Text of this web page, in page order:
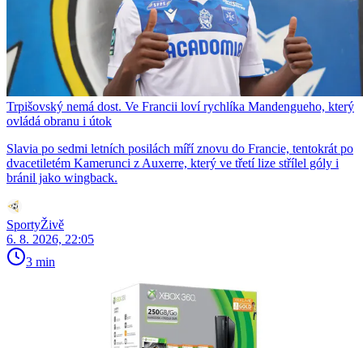
Trpišovský nemá dost. Ve Francii loví rychlíka Mandengueho, který
ovládá obranu i útok
Slavia po sedmi letních posilách míří znovu do Francie, tentokrát po
dvacetiletém Kamerunci z Auxerre, který ve třetí lize střílel góly i
bránil jako wingback.
SportyŽivě
6. 8. 2026, 22:05
3 min